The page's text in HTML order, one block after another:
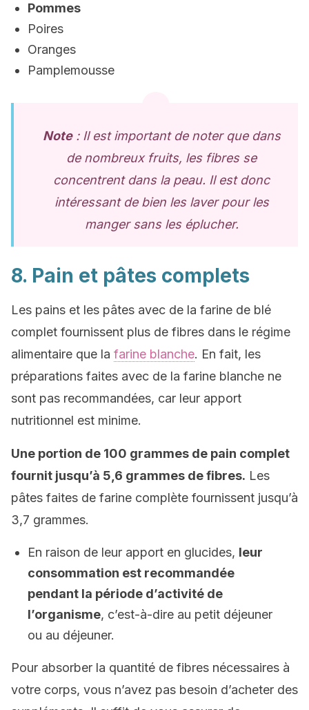
Pommes
Poires
Oranges
Pamplemousse
Note: Il est important de noter que dans
de nombreux fruits, les fibres se
concentrent dans la peau. Il est donc
intéressant de bien les laver pour les
manger sans les éplucher.
8. Pain et pâtes complets
Les pains et les pâtes avec de la farine de blé
complet fournissent plus de fibres dans le régime
alimentaire que la farine blanche. En fait, les
préparations faites avec de la farine blanche ne
sont pas recommandées, car leur apport
nutritionnel est minime.
Une portion de 100 grammes de pain complet
fournit jusqu’à 5,6 grammes de fibres. Les
pâtes faites de farine complète fournissent jusqu’à
3,7 grammes.
En raison de leur apport en glucides, leur
consommation est recommandée
pendant la période d’activité de
l’organisme, c’est-à-dire au petit déjeuner
ou au déjeuner.
Pour absorber la quantité de fibres nécessaires à
votre corps, vous n’avez pas besoin d’acheter des